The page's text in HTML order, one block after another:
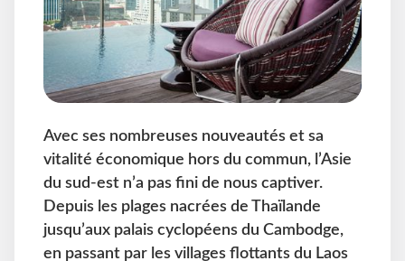
Avec ses nombreuses nouveautés et sa
vitalité économique hors du commun, l’Asie
du sud-est n’a pas fini de nous captiver.
Depuis les plages nacrées de Thaïlande
jusqu’aux palais cyclopéens du Cambodge,
en passant par les villages flottants du Laos